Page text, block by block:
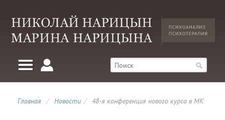
Главная / Новости / 48-я конференция нового курса в МК